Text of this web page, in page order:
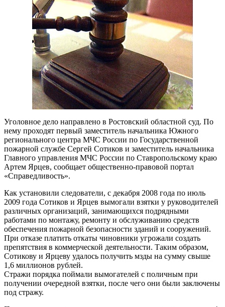
Уголовное дело направлено в Ростовский областной суд. По
нему проходят первый заместитель начальника Южного
регионального центра МЧС России по Государственной
пожарной службе Сергей Сотиков и заместитель начальника
Главного управления МЧС России по Ставропольскому краю
Артем Ярцев, сообщает общественно-правовой портал
«Справедливость».
Как установили следователи, с декабря 2008 года по июль
2009 года Сотиков и Ярцев вымогали взятки у руководителей
различных организаций, занимающихся подрядными
работами по монтажу, ремонту и обслуживанию средств
обеспечения пожарной безопасности зданий и сооружений.
При отказе платить откаты чиновники угрожали создать
препятствия в коммерческой деятельности. Таким образом,
Сотикову и Ярцеву удалось получить мзды на сумму свыше
1,6 миллионов рублей.
Стражи порядка поймали вымогателей с поличным при
получении очередной взятки, после чего они были заключены
под стражу.